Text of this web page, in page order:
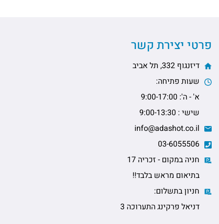
פרטי יצירת קשר
דיזנגוף 332, תל אביב
שעות פתיחה:
א' - ה': 9:00-17:00
שישי : 9:00-13:30
חניה במקום - זכריה 17
בתיאום מראש בלבד!!
חניון בתשלום:
דניאל פרקינג התערוכה 3